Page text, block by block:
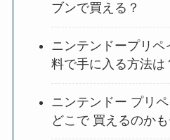
ブンで買える？
ニンテンドープリ
料で手に入る方法は
ニンテンドー プリ
どこで 買えるのか